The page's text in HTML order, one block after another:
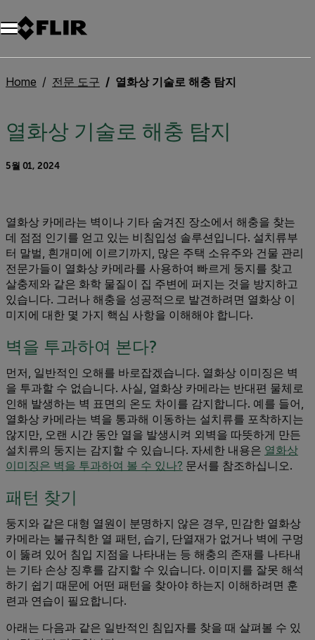
Home 전문 도구 열화상 기술로 해충 탐지
열화상 기술로 해충 탐지
5월 01, 2024
열화상 카메라는 벽이나 기타 숨겨진 장소에서 해충을 찾는
데 점점 인기를 얻고 있는 비침입성 솔루션입니다. 설치류부
터 말벌, 흰개미에 이르기까지, 많은 주택 소유주와 건물 관리
전문가들이 열화상 카메라를 사용하여 빠르게 둥지를 찾고
살충제와 같은 화학 물질이 집 주변에 퍼지는 것을 방지하고
있습니다. 그러나 해충을 성공적으로 발견하려면 열화상 이
미지에 대한 몇 가지 핵심 사항을 이해해야 합니다.
벽을 투과하여 본다?
먼저, 일반적인 오해를 바로잡겠습니다. 열화상 이미징은 벽
을 투과할 수 없습니다. 사실, 열화상 카메라는 반대편 물체로
인해 발생하는 벽 표면의 온도 차이를 감지합니다. 예를 들어,
열화상 카메라는 벽을 통과해 이동하는 설치류를 포착하지는
않지만, 오랜 시간 동안 열을 발생시켜 외벽을 따뜻하게 만든
설치류의 둥지는 감지할 수 있습니다. 자세한 내용은 열화상
이미징은 벽을 투과하여 볼 수 있나? 문서를 참조하십니오.
패턴 찾기
둥지와 같은 대형 열원이 분명하지 않은 경우, 민감한 열화상
카메라는 불규칙한 열 패턴, 습기, 단열재가 없거나 벽에 구멍
이 뚫려 있어 침입 지점을 나타내는 등 해충의 존재를 나타내
는 기타 손상 징후를 감지할 수 있습니다. 이미지를 잘못 해석
하기 쉽기 때문에 어떤 패턴을 찾아야 하는지 이해하려면 훈
련과 연습이 필요합니다.
아래는 다음과 같은 일반적인 침입자를 찾을 때 살펴볼 수 있